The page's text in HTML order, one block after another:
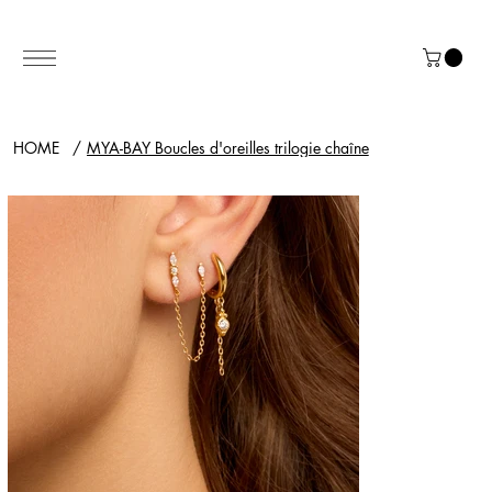
HOME / MYA-BAY Boucles d'oreilles trilogie chaîne